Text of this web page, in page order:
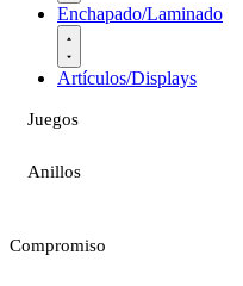
Enchapado/Laminado
Artículos/Displays
Juegos
Anillos
Compromiso